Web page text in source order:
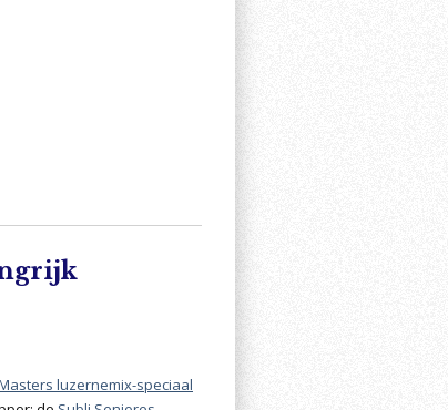
luzernemix-speciaal